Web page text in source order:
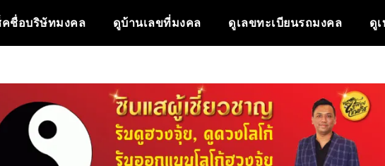
คชื่อบริษัทมงคล ดูบ้านเลขที่มงคล ดูเลขทะเบียนรถมงคล ดู